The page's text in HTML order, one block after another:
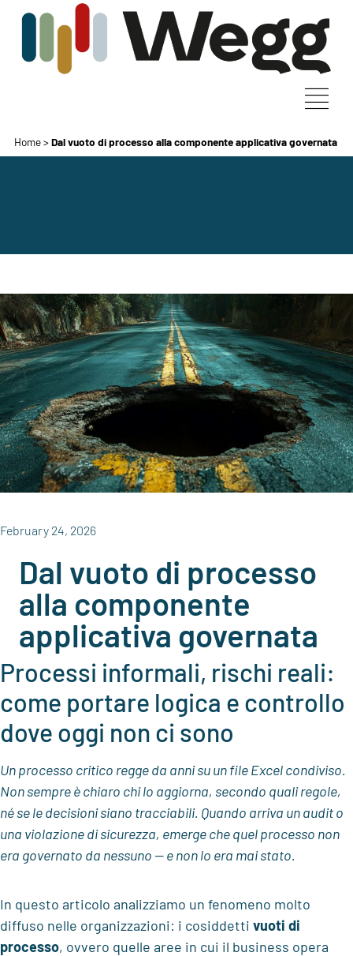
Home>Dal vuoto di processo alla componente applicativa governata
February 24, 2026
Dal vuoto di processo
alla componente
applicativa governata
Processi informali, rischi reali:
come portare logica e controllo
dove oggi non ci sono
Un processo critico regge da anni su un file Excel condiviso.
Non sempre è chiaro chi lo aggiorna, secondo quali regole,
né se le decisioni siano tracciabili. Quando arriva un audit o
una violazione di sicurezza, emerge che quel processo non
era governato da nessuno — e non lo era mai stato.
In questo articolo analizziamo un fenomeno molto
diffuso nelle organizzazioni: i cosiddetti vuoti di
processo, ovvero quelle aree in cui il business opera